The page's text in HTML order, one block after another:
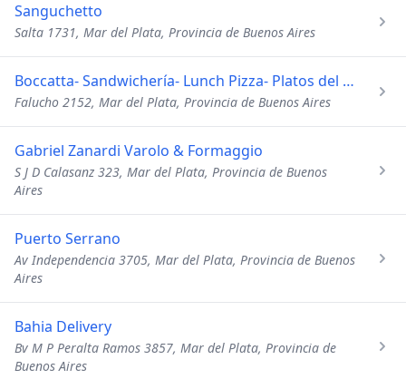
Sanguchetto
Salta 1731, Mar del Plata, Provincia de Buenos Aires
Boccatta- Sandwichería- Lunch Pizza- Platos del Día
Falucho 2152, Mar del Plata, Provincia de Buenos Aires
Gabriel Zanardi Varolo & Formaggio
S J D Calasanz 323, Mar del Plata, Provincia de Buenos
Aires
Puerto Serrano
Av Independencia 3705, Mar del Plata, Provincia de Buenos
Aires
Bahia Delivery
Bv M P Peralta Ramos 3857, Mar del Plata, Provincia de
Buenos Aires